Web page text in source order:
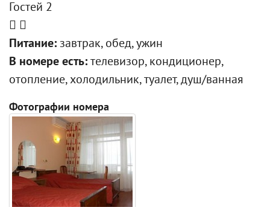
Гостей 2
Питание: завтрак, обед, ужин
В номере есть: телевизор, кондиционер,
отопление, холодильник, туалет, душ/ванная
Фотографии номера